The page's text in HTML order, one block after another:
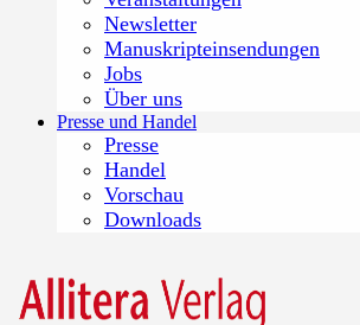
Newsletter
Manuskripteinsendungen
Jobs
Über uns
Presse und Handel
Presse
Handel
Vorschau
Downloads